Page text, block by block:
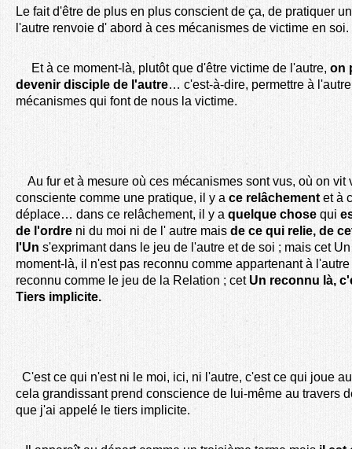
Le fait d'être de plus en plus conscient de ça, de pratiquer
l'autre renvoie d' abord à ces mécanismes de victime en soi.
Et à ce moment-là, plutôt que d'être victime de l'autre, on
devenir disciple de l'autre… c'est-à-dire, permettre à
mécanismes qui font de nous la victime.
Au fur et à mesure où ces mécanismes sont vus, où on vit
consciente comme une pratique, il y a ce relâchement et à
déplace… dans ce relâchement, il y a quelque chose qui
de l'ordre ni du moi ni de l' autre mais de ce qui relie, de
l'Un s'exprimant dans le jeu de l'autre et de soi ; mais cet
moment-là, il n'est pas reconnu comme appartenant à
reconnu comme le jeu de la Relation ; cet Un reconnu là,
Tiers implicite.
C'est ce qui n'est ni le moi, ici, ni l'autre, c'est ce qui joue
cela grandissant prend conscience de lui-même au travers
que j'ai appelé le tiers implicite.